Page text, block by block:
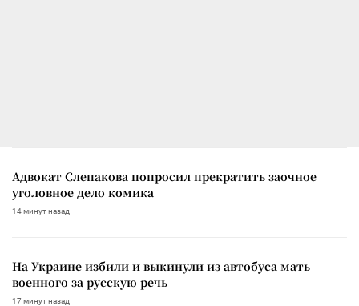
Адвокат Слепакова попросил прекратить заочное
уголовное дело комика
14 минут назад
На Украине избили и выкинули из автобуса мать
военного за русскую речь
17 минут назад